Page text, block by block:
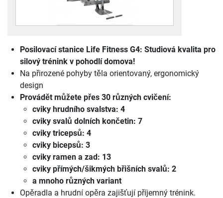
Posilovací stanice Life Fitness G4: Studiová kvalita pro
silový trénink v pohodlí domova!
Na přirozené pohyby těla orientovaný, ergonomický
design
Provádět můžete přes 30 různých cvičení:
cviky hrudního svalstva: 4
cviky svalů dolních končetin: 7
cviky tricepsů: 4
cviky bicepsů: 3
cviky ramen a zad: 13
cviky přímých/šikmých břišních svalů: 2
a mnoho různých variant
Opěradla a hrudní opěra zajišťují příjemný trénink.